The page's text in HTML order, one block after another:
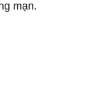
mạn.